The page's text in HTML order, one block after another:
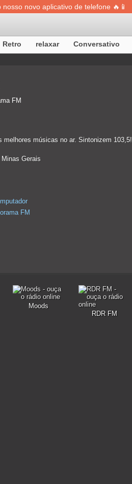
nosso novo aplicativo de telefone 🔥📱
Retro relaxar Conversativo
FM
músicas no ar. Sintonizem 103,5!
Minas Gerais
FM
Moods
RDR FM